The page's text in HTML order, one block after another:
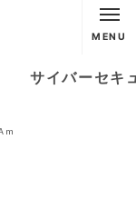
MENU
サイバーセキ